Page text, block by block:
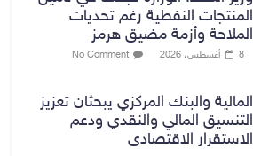
المنتجات النفطية رغم تحديات
الملاحة وأزمة مضيق هرمز
8 أغسطس، 2026 No Comment
المالية والبنك المركزي يبحثان تعزيز
التنسيق المالي والنقدي ودعم
الاستقرار الاقتصادي